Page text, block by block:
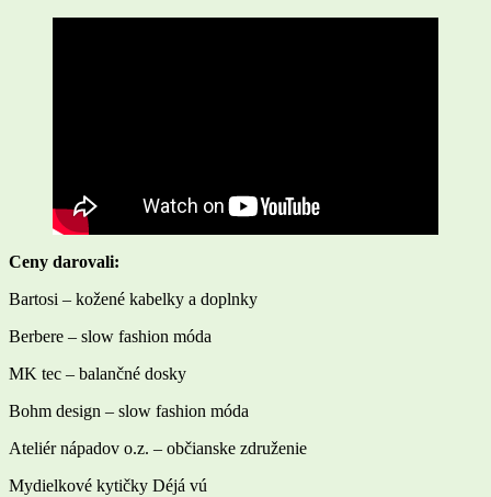
Ceny darovali:
Bartosi – kožené kabelky a doplnky
Berbere – slow fashion móda
MK tec – balančné dosky
Bohm design – slow fashion móda
Ateliér nápadov o.z. – občianske združenie
Mydielkové kytičky Déjá vú